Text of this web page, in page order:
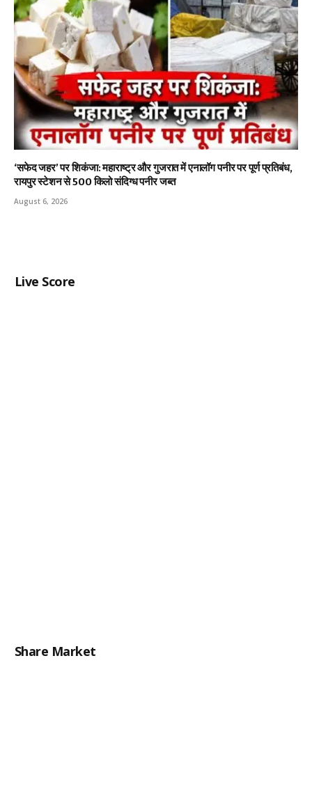
‘सफेद जहर’ पर शिकंजा: महाराष्ट्र और गुजरात में एनालॉग पनीर पर पूर्ण प्रतिबंध,
रायपुर स्टेशन से 500 किलो संदिग्ध पनीर जब्त
August 6, 2026
Live Score
Share Market